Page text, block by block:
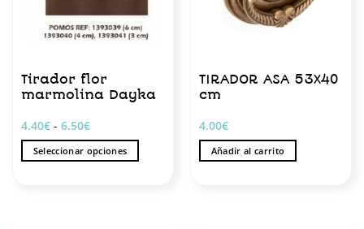
Tirador flor
marmolina Dayka
4.40€ - 6.50€Rango
precios:
desde
Seleccionar opciones
TIRADOR ASA 53X40
cm
4.00€
Añadir al carrito